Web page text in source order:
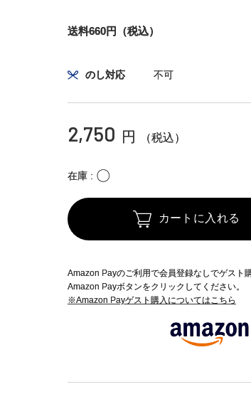
送料660円（税込）
のし対応 不可
2,750 円 （税込）
在庫 〇
カートに入れる
Amazon Payのご利用で会員登録なしでゲスト
Amazon Payボタンをクリックしてください。
※Amazon Payゲスト購入についてはこちら